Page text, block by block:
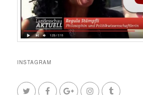
INSTAGRAM